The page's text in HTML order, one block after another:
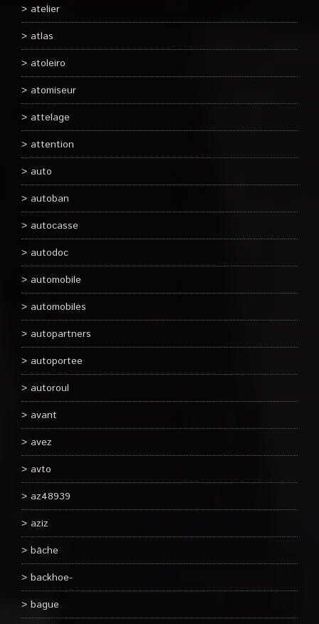
atelier
atlas
atoleiro
atomiseur
attelage
attention
auto
autoban
autocasse
autodoc
automobile
automobiles
autopartners
autoportee
autoroul
avant
avez
avto
az48939
aziz
bâche
backhoe-
bague